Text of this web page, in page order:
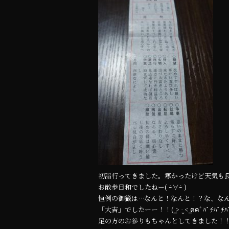
b
o
o
k
r
初詣行ってきました。寒かったけど天気も
お散歩日和でしたねー( ｰ̀∀ｰ́ )
恒例の御籤は…なんと！なんと！？な、な
「大吉」でしたーー！！( ̳> ·̫ < ̳ฅฅﾞﾊﾟﾁﾊﾟﾁ
足の方のお参りもちゃんとしてきました！！